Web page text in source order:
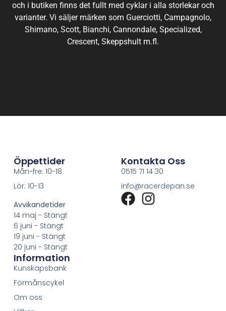
och i butiken finns det fullt med cyklar i alla storlekar och
varianter. Vi säljer märken som Guerciotti, Campagnolo,
Shimano, Scott, Bianchi, Cannondale, Specialized,
Crescent, Skeppshult m.fl.
Öppettider
Mån-fre: 10-18
Lör: 10-13
Avvikandetider
14 maj - Stängt
6 juni - Stängt
19 juni - Stängt
20 juni - Stängt
Kontakta Oss
0515 71 14 30
info@racerdepan.se
Information
Kunskapsbank
Förmånscykel
Om oss